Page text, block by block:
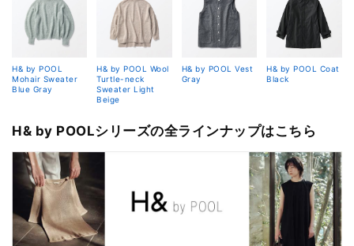
H& by POOL
Mohair Sweater
Blue Gray
H& by POOL Wool
Turtle-neck
Sweater Light
Beige
H& by POOL Vest
Gray
H& by POOL Coat
Black
H& by POOLシリーズの全ラインナップはこちら